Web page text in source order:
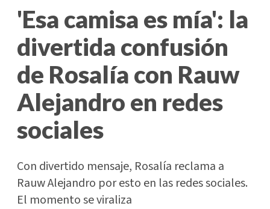
'Esa camisa es mía': la
divertida confusión
de Rosalía con Rauw
Alejandro en redes
sociales
Con divertido mensaje, Rosalía reclama a
Rauw Alejandro por esto en las redes sociales.
El momento se viraliza